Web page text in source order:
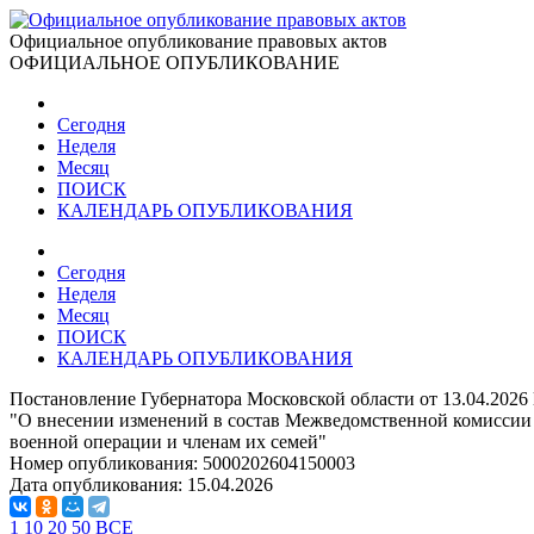
Официальное опубликование правовых актов
ОФИЦИАЛЬНОЕ ОПУБЛИКОВАНИЕ
Сегодня
Неделя
Месяц
ПОИСК
КАЛЕНДАРЬ ОПУБЛИКОВАНИЯ
Сегодня
Неделя
Месяц
ПОИСК
КАЛЕНДАРЬ ОПУБЛИКОВАНИЯ
Постановление Губернатора Московской области от
"О внесении изменений в состав Межведомственной
военной операции и членам их семей"
Номер опубликования: 5000202604150003
Дата опубликования: 15.04.2026
1 10 20 50 ВСЕ